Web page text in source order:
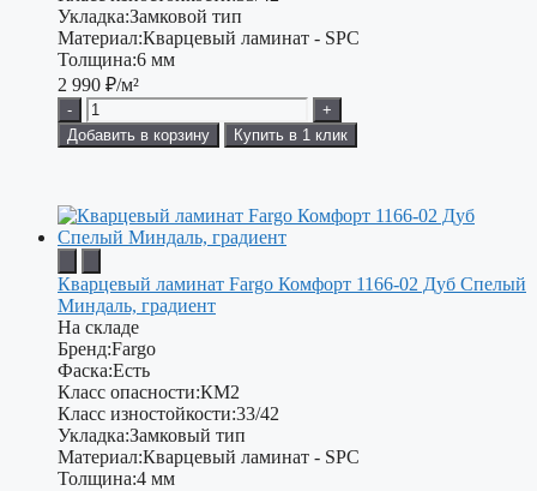
Укладка:Замковой тип
Материал:Кварцевый ламинат - SPC
Толщина:6 мм
2 990 ₽/м²
-
+
Добавить в корзину
Купить в 1 клик
Кварцевый ламинат Fargo Комфорт 1166-02 Дуб Спелый
Миндаль, градиент
На складе
Бренд:Fargo
Фаска:Есть
Класс опасности:КМ2
Класс изностойкости:33/42
Укладка:Замковый тип
Материал:Кварцевый ламинат - SPC
Толщина:4 мм